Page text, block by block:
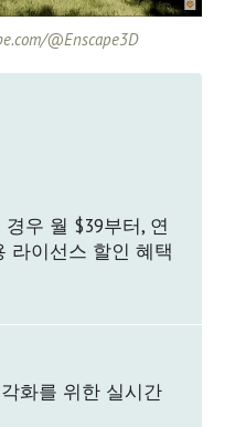
@Enscape3D
우 월 $39부터, 연
라이선스 할인 혜택
화를 위한 실시간